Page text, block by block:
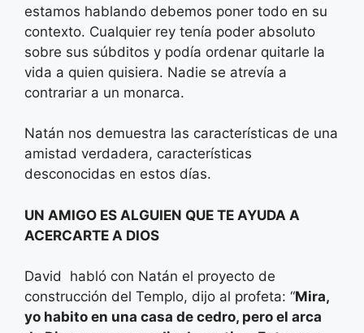
estamos hablando debemos poner todo en su
contexto. Cualquier rey tenía poder absoluto
sobre sus súbditos y podía ordenar quitarle la
vida a quien quisiera. Nadie se atrevía a
contrariar a un monarca.
Natán nos demuestra las características de una
amistad verdadera, características
desconocidas en estos días.
UN AMIGO ES ALGUIEN QUE TE AYUDA A
ACERCARTE A DIOS
David habló con Natán el proyecto de
construcción del Templo, dijo al profeta: “Mira,
yo habito en una casa de cedro, pero el arca